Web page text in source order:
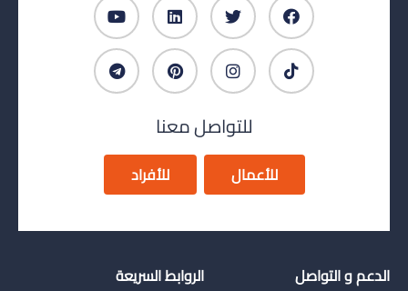
للتواصل معنا
للأعمال للأفراد
الدعم و التواصل الروابط السريعة